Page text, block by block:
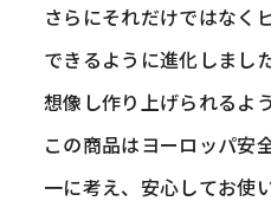
さらにそれだけではなく
できるように進化しまし
想像し作り上げられるよ
この商品はヨーロッパ安
一に考え、安心してお使